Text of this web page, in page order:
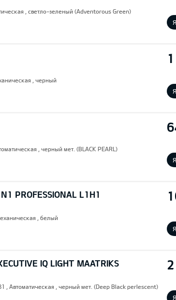
, светло-зеленый (Adventorous Green)
, черный
, черный мет. (BLACK PEARL)
PROFESSIONAL L1H1
, белый
IQ LIGHT MAATRIKS
, Автоматическая , черный мет. (Deep Black perlescent)